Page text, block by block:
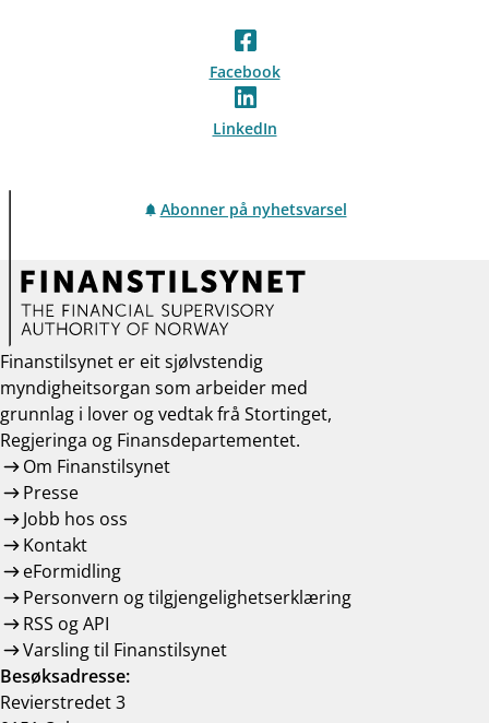
Facebook
LinkedIn
Abonner på nyhetsvarsel
Finanstilsynet er eit sjølvstendig
myndigheitsorgan som arbeider med
grunnlag i lover og vedtak frå Stortinget,
Regjeringa og Finansdepartementet.
Om Finanstilsynet
Presse
Jobb hos oss
Kontakt
eFormidling
Personvern og tilgjengelighetserklæring
RSS og API
Varsling til Finanstilsynet
Besøksadresse:
Revierstredet 3